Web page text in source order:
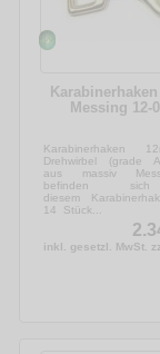
Messing 12-
Karabinerhaken
Drehwirbel (grade
aus massiv
befinden
diesem
14 Stück...
inkl. gesetzl. MwSt.